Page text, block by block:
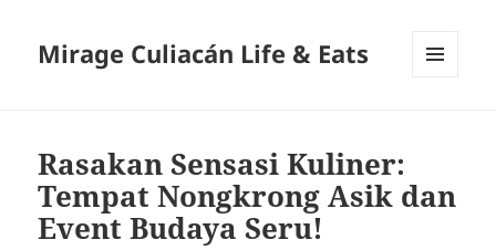
Mirage Culiacán Life & Eats
Rasakan Sensasi Kuliner:
Tempat Nongkrong Asik dan
Event Budaya Seru!